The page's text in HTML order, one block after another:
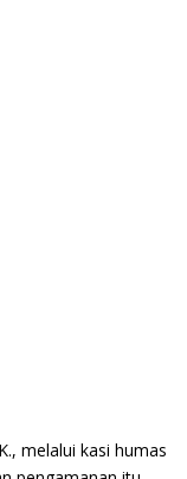
melalui kasi humas